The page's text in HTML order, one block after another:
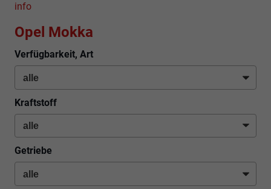
info
Opel Mokka
Verfügbarkeit, Art
Kraftstoff
Getriebe